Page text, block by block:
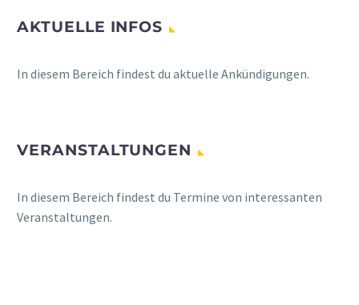
AKTUELLE INFOS
In diesem Bereich findest du aktuelle Ankündigungen.
VERANSTALTUNGEN
In diesem Bereich findest du Termine von interessanten
Veranstaltungen.